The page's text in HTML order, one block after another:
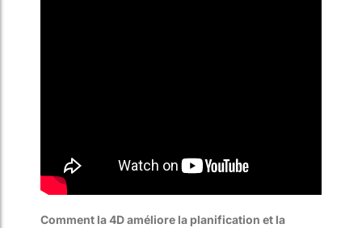
Comment la 4D améliore la planification et la